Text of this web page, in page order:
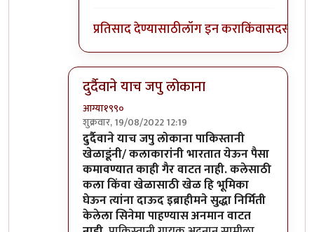
प्रतिसाद देण्यासाठीलॉग इन कराकिंवासदस्य व्हा
दुर्दैवाने याच जपु लोकाना
आग्या१९९०
शुक्रवार, 19/08/2022 12:19
In reply toअहो राहुल गांधी आणि आमिर खान
दुर्दैवाने याच जपु लोकाना पाकिस्तानी
खेळाडूंनी/ कलाकारांनी भारतात येऊन पैसा
कमावण्यात काही गैर वाटत नाही. कलेसाठी
कला किंवा खेळासाठी खेळ हि भूमिका
घेऊन त्यांना दाऊद इब्राहीमने सुद्धा निर्मिती
केलेला सिनेमा पाहण्यास अनमान वाटत